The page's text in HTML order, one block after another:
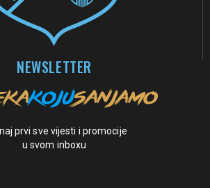
NEWSLETTER
prvi sve vijesti i promocije
u svom inboxu